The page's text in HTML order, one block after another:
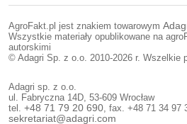
AgroFakt.pl jest znakiem towarowym
Wszystkie materiały opublikowane na
autorskimi
© Adagri Sp. z o.o. 2010-2026 r. Wszelkie
Adagri sp. z o.o.
ul. Fabryczna 14D, 53-609 Wrocław
tel. +48 71 79 20 690 , fax. +48 71 34 97
sekretariat@adagri.com